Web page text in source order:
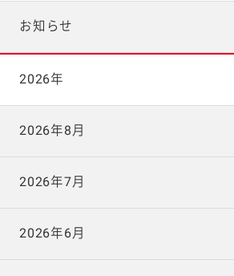
お知らせ
2026年
2026年8月
2026年7月
2026年6月